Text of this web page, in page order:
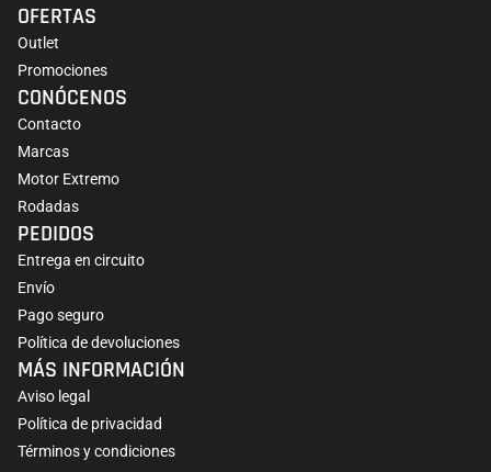
OFERTAS
Outlet
Promociones
CONÓCENOS
Contacto
Marcas
Motor Extremo
Rodadas
PEDIDOS
Entrega en circuito
Envío
Pago seguro
Política de devoluciones
MÁS INFORMACIÓN
Aviso legal
Política de privacidad
Términos y condiciones